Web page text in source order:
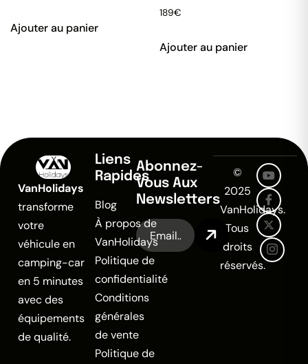
Ajouter au panier
189€
Ajouter au panier
VanHolidays
transforme
votre
véhicule en
camping-car
en 5 minutes
avec des
équipements
de qualité.
Liens
Rapides
Blog
À propos de
VanHolidays
Politique de
confidentialité
Conditions
générales
de vente
Politique de
Abonnez-
Vous Aux
Newsletters
©
2025
VanHolidays.
Tous
droits
réservés.